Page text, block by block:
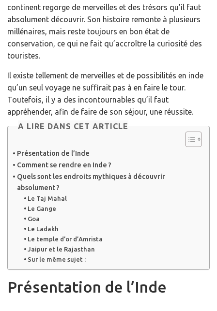
continent regorge de merveilles et des trésors qu’il faut
absolument découvrir. Son histoire remonte à plusieurs
millénaires, mais reste toujours en bon état de
conservation, ce qui ne fait qu’accroître la curiosité des
touristes.
Il existe tellement de merveilles et de possibilités en inde
qu’un seul voyage ne suffirait pas à en faire le tour.
Toutefois, il y a des incontournables qu’il faut
appréhender, afin de faire de son séjour, une réussite.
A LIRE DANS CET ARTICLE
Présentation de l’Inde
Comment se rendre en Inde ?
Quels sont les endroits mythiques à découvrir
absolument ?
Le Taj Mahal
Le Gange
Goa
Le Ladakh
Le temple d’or d’Amrista
Jaipur et le Rajasthan
Sur le même sujet :
Présentation de l’Inde